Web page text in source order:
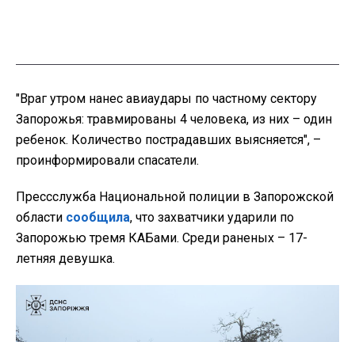
"Враг утром нанес авиаудары по частному сектору
Запорожья: травмированы 4 человека, из них – один
ребенок. Количество пострадавших выясняется", –
проинформировали спасатели.
Прессслужба Национальной полиции в Запорожской
области сообщила, что захватчики ударили по
Запорожью тремя КАБами. Среди раненых – 17-
летняя девушка.